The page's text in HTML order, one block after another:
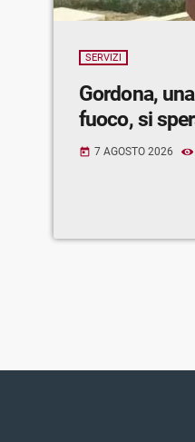
SERVIZI
Gordona,
fuoco, si
today 7 AGOSTO 2026